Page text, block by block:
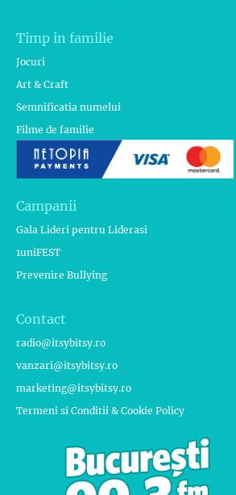
Timp in familie
Jocuri
Art & Craft
Semnificatia numelui
Filme de familie
Campanii
Gala Lideri pentru Liderasi
1uniFEST
Prevenire Bullying
Contact
radio@itsybitsy.ro
vanzari@itsybitsy.ro
marketing@itsybitsy.ro
Termeni si Conditii & Cookie Policy